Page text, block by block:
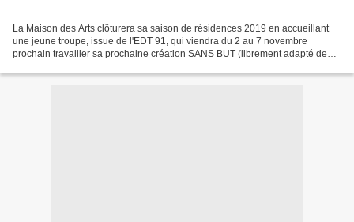
La Maison des Arts clôturera sa saison de résidences 2019 en accueillant
une jeune troupe, issue de l'EDT 91, qui viendra du 2 au 7 novembre
prochain travailler sa prochaine création SANS BUT (librement adapté de